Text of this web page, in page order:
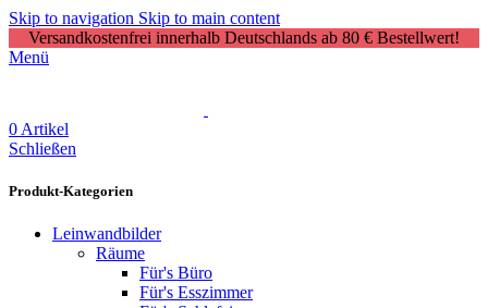
Skip to navigation Skip to main content
Versandkostenfrei innerhalb Deutschlands ab 80 € Bestellwert!
Menü
0 Artikel
Schließen
Produkt-Kategorien
Leinwandbilder
Räume
Für's Büro
Für's Esszimmer